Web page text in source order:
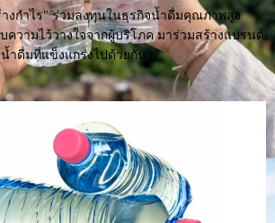
งกำไร" ร่วมลงทุนในธุรกิจน้ำดื่มคุณภาพสูง
วามไว้วางใจจากผู้บริโภค มาร่วมสร้างแบรนด์
น้ำดื่มที่แข็งแกร่งไปด้วยกัน